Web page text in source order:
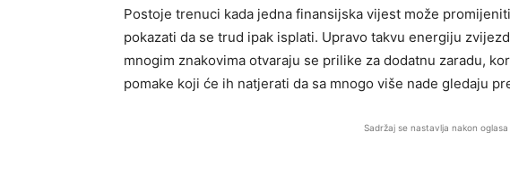
Postoje trenuci kada jedna finansijska vijest može
pokazati da se trud ipak isplati. Upravo takvu energiju
mnogim znakovima otvaraju se prilike za dodatnu zaradu,
pomake koji će ih natjerati da sa mnogo više nade gledaju
Sadržaj se nastavlja nakon oglasa